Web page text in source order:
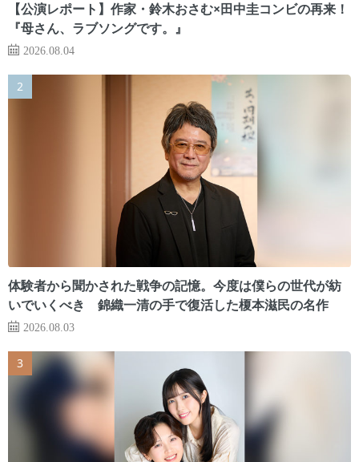
【公演レポート】作家・鈴木おさむ×田中圭コンビの再来！
『母さん、ラブソングです。』
2026.08.04
体験者から聞かされた戦争の記憶。今度は僕らの世代が紡
いでいくべき 錦織一清の手で復活した榎本滋民の名作
2026.08.03